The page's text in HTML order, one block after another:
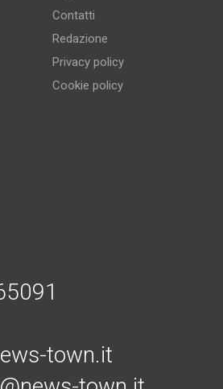
Contatti
Redazione
Privacy policy
Cookie policy
town.it